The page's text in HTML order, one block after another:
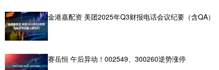
金港嘉配资 美团2025年Q3财报电话会议纪要（含QA）
赛岳恒 午后异动！002549、300260逆势涨停